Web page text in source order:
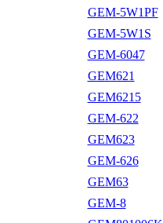
GEM-5W1PF
GEM-5W1S
GEM-6047
GEM621
GEM6215
GEM-622
GEM623
GEM-626
GEM63
GEM-8